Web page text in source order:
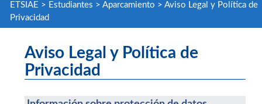
ETSIAE > Estudiantes > Aparcamiento > Aviso Legal y Política de
Privacidad
Aviso Legal y Política de
Privacidad